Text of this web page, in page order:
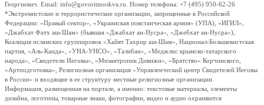
Георгиевич. Email: info@govoritmoskva.ru. Номер телефона: +7 (495) 950-62-26
*Экстремистские и террористические организации, запрещенные в Российской
Федерации: «Правый сектор», «Украинская повстанческая армия» (УПА), «ИГИЛ»,
«Джабхат Фатх аш-Шам» (бывшая «Джабхат ан-Нусра», «Джебхат ан-Нусра»),
Коалиция исламских группировок «Хайят Тахрир аш-Шам», Национал-Большевистская
партия, «Аль-Каида», «УНА-УНСО», «Талибан», «Меджлис крымско-татарского
народа», «Свидетели Иеговы», «Мизантропик Дивижн», «Братство» Корчинского,
«Артподготовка», Религиозная организация «Управленческий центр Свидетелей Иеговы
в России» и входящие в ее структуру местные религиозные организации.
Информация, размещенная на портале, а именно: текстовые материалы, элементы
дизайна, логотипы, товарные знаки, фотографии, видео и аудио охраняются